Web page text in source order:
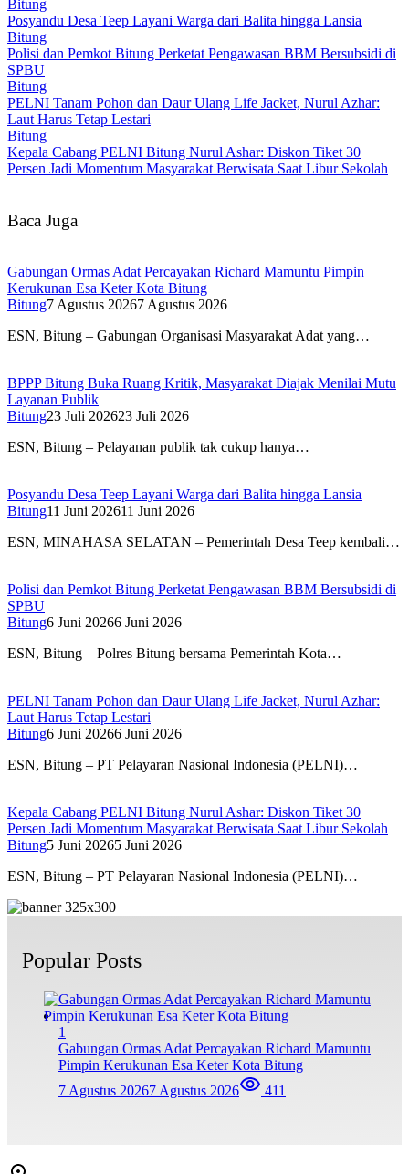
Bitung
Posyandu Desa Teep Layani Warga dari Balita hingga Lansia
Bitung
Polisi dan Pemkot Bitung Perketat Pengawasan BBM Bersubsidi di
SPBU
Bitung
PELNI Tanam Pohon dan Daur Ulang Life Jacket, Nurul Azhar:
Laut Harus Tetap Lestari
Bitung
Kepala Cabang PELNI Bitung Nurul Ashar: Diskon Tiket 30
Persen Jadi Momentum Masyarakat Berwisata Saat Libur Sekolah
Baca Juga
Gabungan Ormas Adat Percayakan Richard Mamuntu Pimpin
Kerukunan Esa Keter Kota Bitung
Bitung7 Agustus 20267 Agustus 2026
ESN, Bitung – Gabungan Organisasi Masyarakat Adat yang…
BPPP Bitung Buka Ruang Kritik, Masyarakat Diajak Menilai Mutu
Layanan Publik
Bitung23 Juli 202623 Juli 2026
ESN, Bitung – Pelayanan publik tak cukup hanya…
Posyandu Desa Teep Layani Warga dari Balita hingga Lansia
Bitung11 Juni 202611 Juni 2026
ESN, MINAHASA SELATAN – Pemerintah Desa Teep kembali…
Polisi dan Pemkot Bitung Perketat Pengawasan BBM Bersubsidi di
SPBU
Bitung6 Juni 20266 Juni 2026
ESN, Bitung – Polres Bitung bersama Pemerintah Kota…
PELNI Tanam Pohon dan Daur Ulang Life Jacket, Nurul Azhar:
Laut Harus Tetap Lestari
Bitung6 Juni 20266 Juni 2026
ESN, Bitung – PT Pelayaran Nasional Indonesia (PELNI)…
Kepala Cabang PELNI Bitung Nurul Ashar: Diskon Tiket 30
Persen Jadi Momentum Masyarakat Berwisata Saat Libur Sekolah
Bitung5 Juni 20265 Juni 2026
ESN, Bitung – PT Pelayaran Nasional Indonesia (PELNI)…
Popular Posts
1
Gabungan Ormas Adat Percayakan Richard Mamuntu
Pimpin Kerukunan Esa Keter Kota Bitung
7 Agustus 20267 Agustus 2026 411